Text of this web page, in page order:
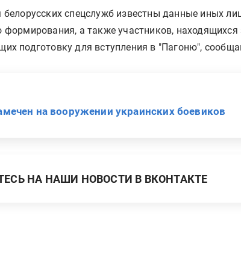
белорусских спецслужб известны данные иных
формирования, а также участников,
подготовку для вступления в "Пагоню",
на вооружении украинских боевиков
НА НАШИ НОВОСТИ В ВКОНТАКТЕ